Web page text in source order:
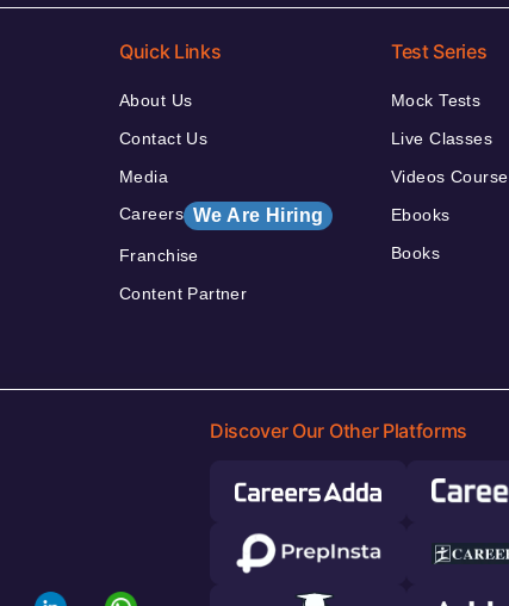
Quick Links
About Us
Contact Us
Media
Careers We Are Hiring
Franchise
Content Partner
Test Series
Mock Tests
Live Classes
Videos Course
Ebooks
Books
Discover Our Other Platforms